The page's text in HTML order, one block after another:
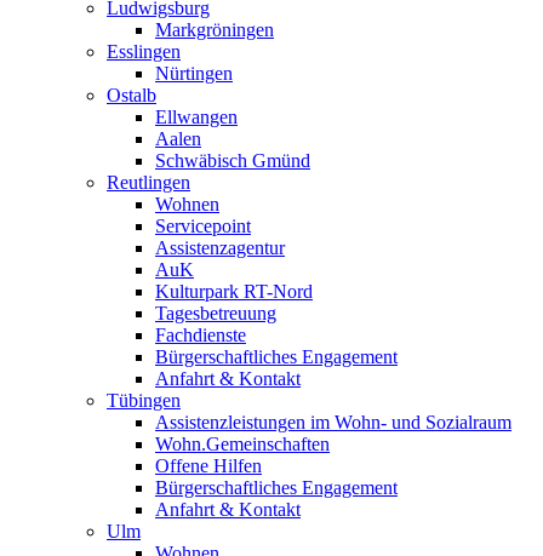
Ludwigsburg
Markgröningen
Esslingen
Nürtingen
Ostalb
Ellwangen
Aalen
Schwäbisch Gmünd
Reutlingen
Wohnen
Servicepoint
Assistenzagentur
AuK
Kulturpark RT-Nord
Tagesbetreuung
Fachdienste
Bürgerschaftliches Engagement
Anfahrt & Kontakt
Tübingen
Assistenzleistungen im Wohn- und Sozialraum
Wohn.Gemeinschaften
Offene Hilfen
Bürgerschaftliches Engagement
Anfahrt & Kontakt
Ulm